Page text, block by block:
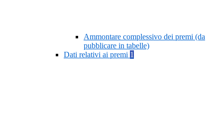
Ammontare complessivo dei premi (da
pubblicare in tabelle)
Dati relativi ai premi 1